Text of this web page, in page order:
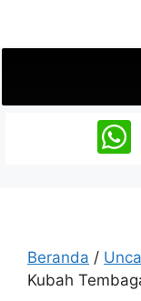
Beranda /
Kubah